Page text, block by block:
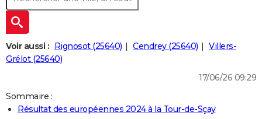
Retraite
Impôts
Epargne
Immobilier
Risques naturels par ville
Banque
Assurance
Crédit
AUTO
Essais
Réserver un essai
Citadines
Berlines
SUV
Forum auto
+
HIGH-TECH
Mobiles
Meilleur smartphone
Internet
Ordinateurs
Jeux vidéo
Guide high-tech
+
BRICOLAGE
Guides de France
Escapades
Patrimoine
Expositions
Musées
Week-end nature
LIFESTYLE
Voir aussi : Rignosot (25640) Cendrey (25640)
Villers-
Grélot (25640)
17/06/26 09:29
Sommaire :
Résultat des européennes 2024 à la Tour-de-Sçay